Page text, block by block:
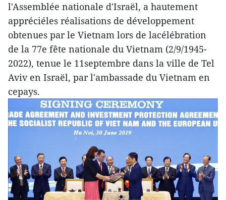
l'Assemblée nationale d'Israël, a hautement
appréciéles réalisations de développement
obtenues par le Vietnam lors de lacélébration
de la 77e fête nationale du Vietnam (2/9/1945-
2022), tenue le 11septembre dans la ville de Tel
Aviv en Israël, par l'ambassade du Vietnam en
cepays.